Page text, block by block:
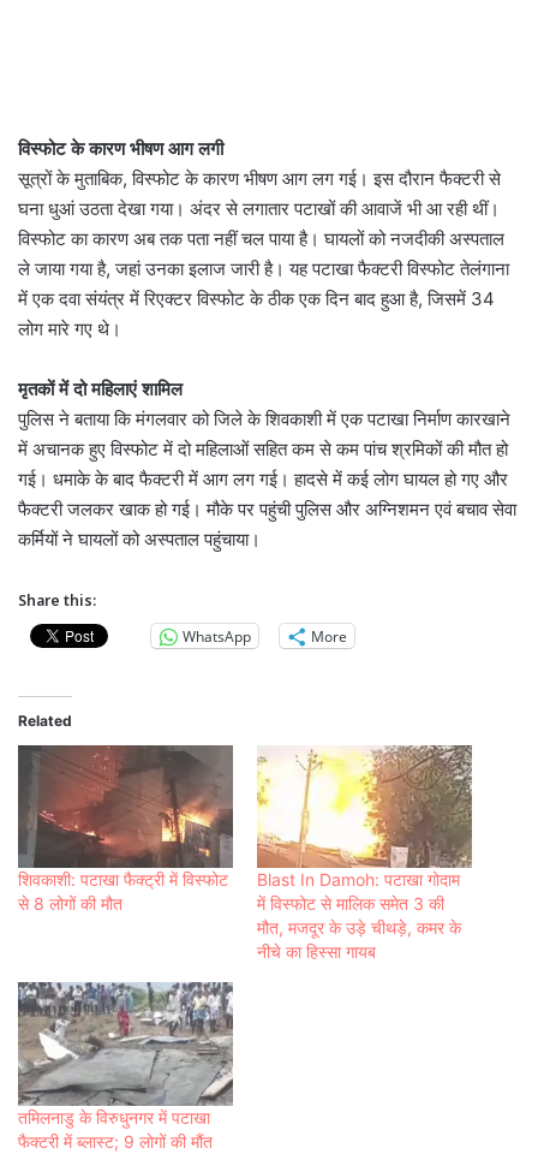
विस्फोट के कारण भीषण आग लगी
सूत्रों के मुताबिक, विस्फोट के कारण भीषण आग लग गई। इस दौरान फैक्टरी से
घना धुआं उठता देखा गया। अंदर से लगातार पटाखों की आवाजें भी आ रही थीं।
विस्फोट का कारण अब तक पता नहीं चल पाया है। घायलों को नजदीकी अस्पताल
ले जाया गया है, जहां उनका इलाज जारी है। यह पटाखा फैक्टरी विस्फोट तेलंगाना
में एक दवा संयंत्र में रिएक्टर विस्फोट के ठीक एक दिन बाद हुआ है, जिसमें 34
लोग मारे गए थे।
मृतकों में दो महिलाएं शामिल
पुलिस ने बताया कि मंगलवार को जिले के शिवकाशी में एक पटाखा निर्माण कारखाने
में अचानक हुए विस्फोट में दो महिलाओं सहित कम से कम पांच श्रमिकों की मौत हो
गई। धमाके के बाद फैक्टरी में आग लग गई। हादसे में कई लोग घायल हो गए और
फैक्टरी जलकर खाक हो गई। मौके पर पहुंची पुलिस और अग्निशमन एवं बचाव सेवा
कर्मियों ने घायलों को अस्पताल पहुंचाया।
Share this:
WhatsApp
More
Related
शिवकाशी: पटाखा फैक्ट्री में विस्फोट
से 8 लोगों की मौत
Blast In Damoh: पटाखा गोदाम
में विस्फोट से मालिक समेत 3 की
मौत, मजदूर के उड़े चीथड़े, कमर के
नीचे का हिस्सा गायब
तमिलनाडु के विरुधुनगर में पटाखा
फैक्टरी में ब्‍लास्‍ट; 9 लाेगों की मौंत